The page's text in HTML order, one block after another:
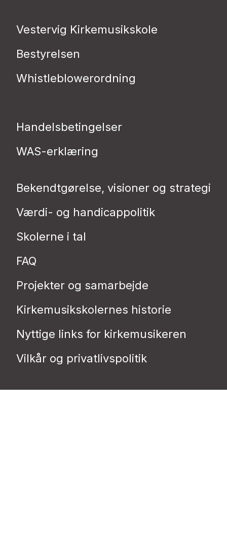
Vestervig Kirkemusikskole
Bestyrelsen
Whistleblowerordning
Handelsbetingelser
WAS-erklæring
Bekendtgørelse, visioner og strategi
Værdi- og handicappolitik
Skolerne i tal
FAQ
Projekter og samarbejde
Kirkemusikskolernes historie
Nyttige links for kirkemusikeren
Vilkår og privatlivs­politik